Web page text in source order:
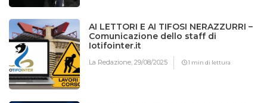
AI LETTORI E AI TIFOSI NERAZZURRI –
Comunicazione dello staff di
Iotifointer.it
La Redazione,29/08/2025 1 min di lettura